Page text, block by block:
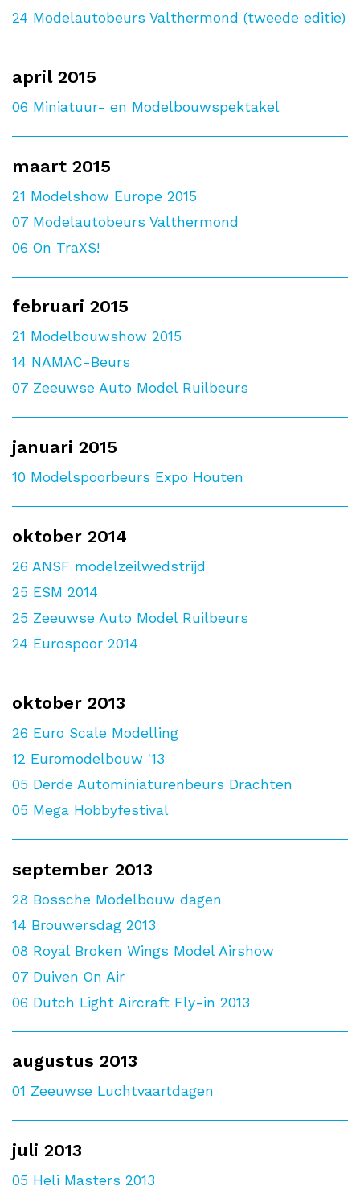
24 Modelautobeurs Valthermond (tweede editie)
april 2015
06 Miniatuur- en Modelbouwspektakel
maart 2015
21 Modelshow Europe 2015
07 Modelautobeurs Valthermond
06 On TraXS!
februari 2015
21 Modelbouwshow 2015
14 NAMAC-Beurs
07 Zeeuwse Auto Model Ruilbeurs
januari 2015
10 Modelspoorbeurs Expo Houten
oktober 2014
26 ANSF modelzeilwedstrijd
25 ESM 2014
25 Zeeuwse Auto Model Ruilbeurs
24 Eurospoor 2014
oktober 2013
26 Euro Scale Modelling
12 Euromodelbouw '13
05 Derde Autominiaturenbeurs Drachten
05 Mega Hobbyfestival
september 2013
28 Bossche Modelbouw dagen
14 Brouwersdag 2013
08 Royal Broken Wings Model Airshow
07 Duiven On Air
06 Dutch Light Aircraft Fly-in 2013
augustus 2013
01 Zeeuwse Luchtvaartdagen
juli 2013
05 Heli Masters 2013